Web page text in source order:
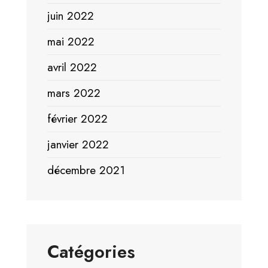
juin 2022
mai 2022
avril 2022
mars 2022
février 2022
janvier 2022
décembre 2021
Catégories